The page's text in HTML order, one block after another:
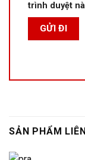
trình duyệt
SẢN PHẨM